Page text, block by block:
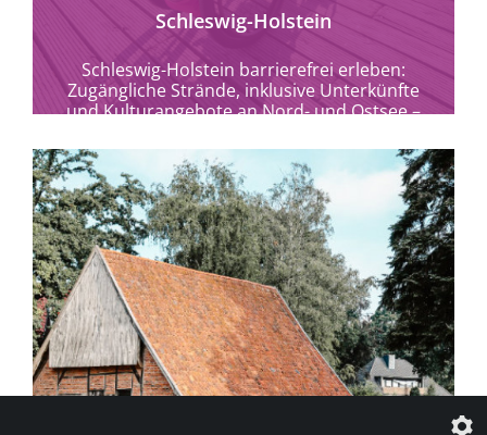
Schleswig-Holstein
Schleswig-Holstein barrierefrei erleben:
Zugängliche Strände, inklusive Unterkünfte
und Kulturangebote an Nord- und Ostsee –